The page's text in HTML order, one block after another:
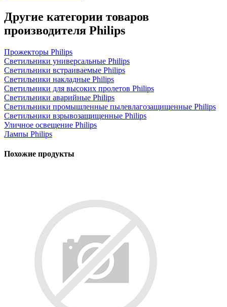
Другие категории товаров
производителя Philips
Прожекторы Philips
Светильники универсальные Philips
Светильники встраиваемые Philips
Светильники накладные Philips
Светильники для высоких пролетов Philips
Светильники аварийные Philips
Светильники промышленные пылевлагозащищенные Philips
Светильники взрывозащищенные Philips
Уличное освещение Philips
Лампы Philips
Похожие продукты